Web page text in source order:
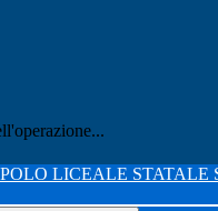
POLO LICEALE STATALE